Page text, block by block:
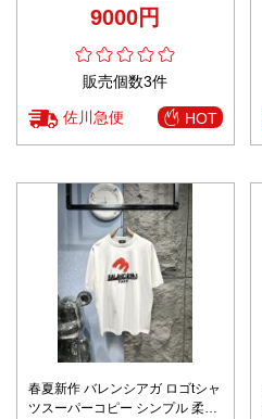
9000円
販売個数3件
佐川急便 HOT
春夏新作 バレンシアガ ロゴtシャ
ツスーパーコピー シンプル 柔軟